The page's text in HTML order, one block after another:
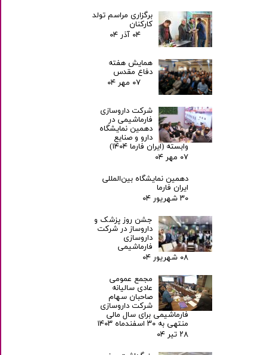
برگزاری مراسم تولد
کارکنان
۰۴ آذر ۰۴
همایش هفته
دفاع مقدس
۰۷ مهر ۰۴
شرکت داروسازی
فارماشیمی در
دهمین نمایشگاه
دارو و صنایع
وابسته (ایران فارما ۱۴۰۴)
۰۷ مهر ۰۴
دهمین نمایشگاه بین‌المللی
ایران فارما
۳۰ شهریور ۰۴
جشن روز پزشک و
داروساز در شرکت
داروسازی
فارماشیمی
۰۸ شهریور ۰۴
مجمع عمومی
عادی سالیانه
صاحبان سهام
شرکت داروسازی
فارماشیمی برای سال مالی
منتهی به ۳۰ اسفندماه ۱۴۰۳
۲۸ تیر ۰۴